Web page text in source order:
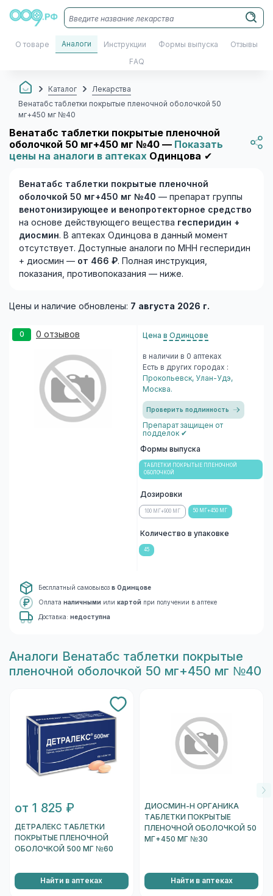
О товаре Аналоги Инструкции Формы выпуска Отзывы
FAQ
Каталог
Лекарства
Венатабс таблетки покрытые пленочной оболочкой 50
мг+450 мг №40
Венатабс таблетки покрытые пленочной
оболочкой 50 мг+450 мг №40 — Показать
цены на аналоги в аптеках Одинцова ✔
Венатабс таблетки покрытые пленочной
оболочкой 50 мг+450 мг №40 — препарат группы
венотонизирующее и венопротекторное средство
на основе действующего вещества гесперидин +
диосмин. В аптеках Одинцова в данный момент
отсутствует. Доступные аналоги по МНН гесперидин
+ диосмин — от 466 ₽. Полная инструкция,
показания, противопоказания — ниже.
Цены и наличие обновлены: 7 августа 2026 г.
0 0 отзывов Цена в Одинцове
в наличии в 0 аптеках
Есть в других городах :
Прокопьевск, Улан-Удэ,
Москва.
Проверить подлинность
Препарат защищен от
подделок ✔
Формы выпуска
ТАБЛЕТКИ ПОКРЫТЫЕ ПЛЕНОЧНОЙ
ОБОЛОЧКОЙ
Дозировки
100 МГ+900 МГ 50 МГ+450 МГ
Количество в упаковке
45
Бесплатный самовывоз в Одинцове
Оплата наличными или картой при получении в аптеке
Доставка: недоступна
Aналоги Венатабс таблетки покрытые
пленочной оболочкой 50 мг+450 мг №40
от 1 825 ₽
ДЕТРАЛЕКС ТАБЛЕТКИ
ПОКРЫТЫЕ ПЛЕНОЧНОЙ
ОБОЛОЧКОЙ 500 МГ №60
Найти в аптеках
ДИОСМИН-Н ОРГАНИКА
ТАБЛЕТКИ ПОКРЫТЫЕ
ПЛЕНОЧНОЙ ОБОЛОЧКОЙ 50
МГ+450 МГ №30
Найти в аптеках